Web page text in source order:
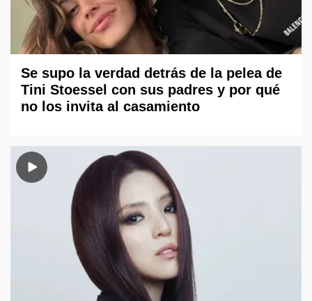
Se supo la verdad detrás de la pelea de
Tini Stoessel con sus padres y por qué
no los invita al casamiento